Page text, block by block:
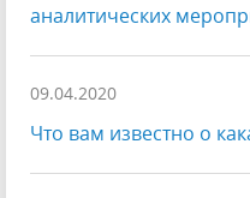
аналитических
09.04.2020
Что вам известно о